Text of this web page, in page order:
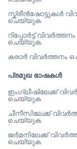
സ്ക്രീൻഷോട്ടുകൾ
ചെയ്യുക
റിപ്പോർട്ട് വിവർത്തനം
ചെയ്യുക
കരാർ വിവർത്തനം
പ്രമുഖ ഭാഷകൾ
ഇംഗ്ലീഷിലേക്ക്
ചെയ്യുക
ചീനീസിലേക്ക്
ചെയ്യുക
ജർമനിലേക്ക്
ചെയ്യുക